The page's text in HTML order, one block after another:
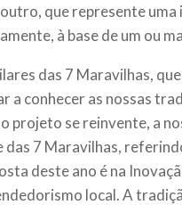
que represente
à base de um ou
das 7 Maravilhas,
a conhecer as nossas
projeto se reinvente, a
das 7 Maravilhas,
deste ano é na
local. A